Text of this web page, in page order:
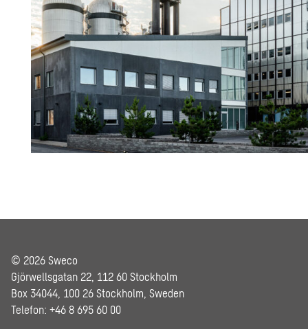
© 2026 Sweco
Gjörwellsgatan 22, 112 60 Stockholm
Box 34044, 100 26 Stockholm, Sweden
Telefon: +46 8 695 60 00